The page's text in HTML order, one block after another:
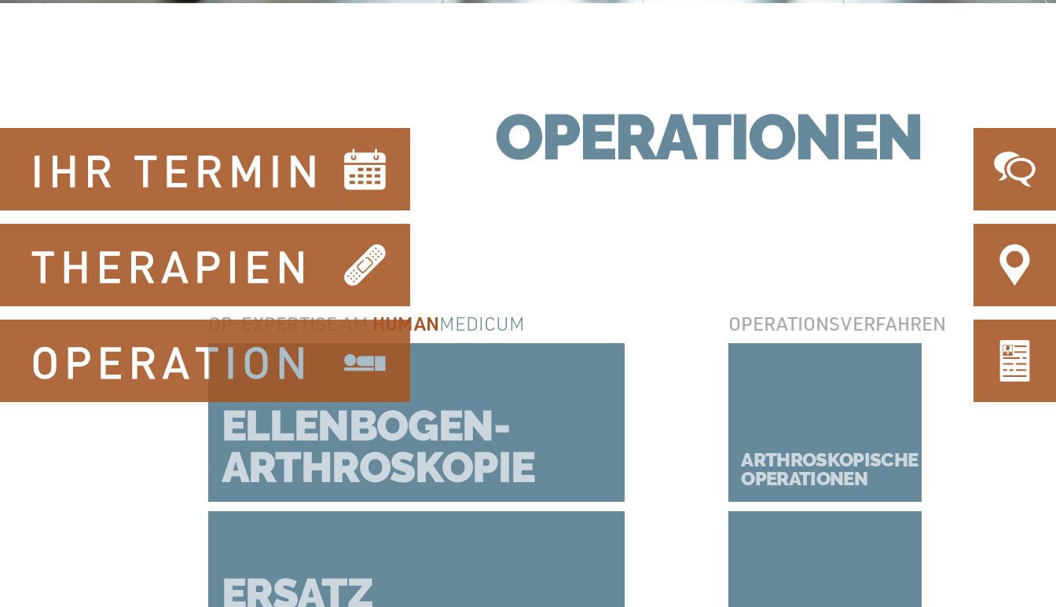
OPERATIONEN
OP-EXPERTISE AMHUMANMEDICUM
ELLENBOGEN-
ARTHROSKOPIE
ERSATZ
OPERATIONSVERFAHREN
ARTHROSKOPISCHE
OPERATIONEN